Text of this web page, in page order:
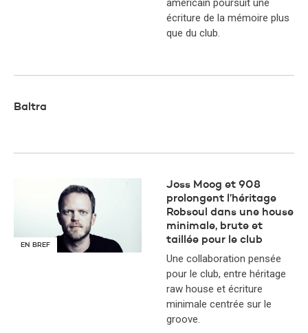
américain poursuit une
écriture de la mémoire plus
que du club.
Baltra
EN BREF
Joss Moog et 908
prolongent l’héritage
Robsoul dans une house
minimale, brute et
taillée pour le club
Une collaboration pensée
pour le club, entre héritage
raw house et écriture
minimale centrée sur le
groove.